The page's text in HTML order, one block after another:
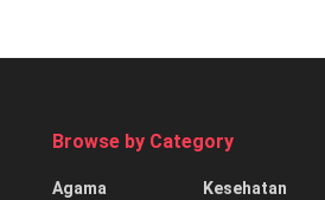
Browse by Category
Agama
Kesehatan